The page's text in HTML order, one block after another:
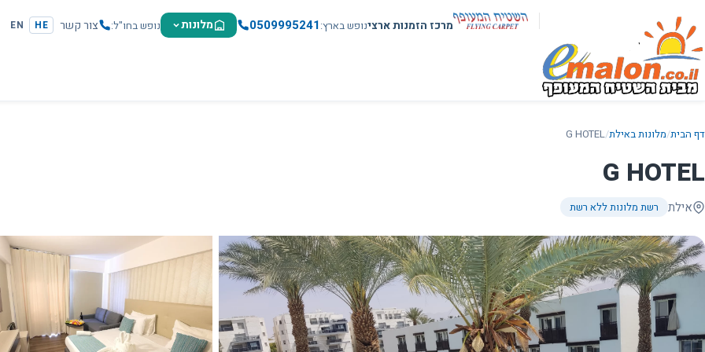
מרכז הזמנות ארצינופש בארץ 0509995241 מלונות נופש בחו"ל צור קשר HE
EN
דף הבית/מלונות באילת/
G HOTEL
G HOTEL
אילת רשת מלונות ללא רשת